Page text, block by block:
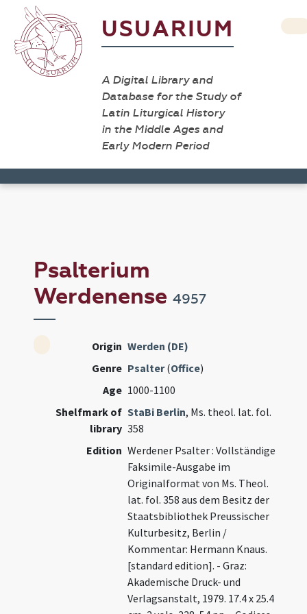
USUARIUM
A Digital Library and
Database for the Study of
Latin Liturgical History
in the Middle Ages and
Early Modern Period
Psalterium
Werdenense4957
Origin Werden (DE)
Genre Psalter(Office)
Age 1000-1100
Shelfmark of
library
StaBi Berlin, Ms. theol. lat. fol.
358
Edition Werdener Psalter : Vollständige
Faksimile-Ausgabe im
Originalformat von Ms. Theol.
lat. fol. 358 aus dem Besitz der
Staatsbibliothek Preussischer
Kulturbesitz, Berlin /
Kommentar: Hermann Knaus.
[standard edition]. - Graz:
Akademische Druck- und
Verlagsanstalt, 1979. 17.4 x 25.4